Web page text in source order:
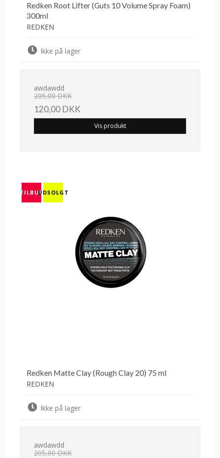
Redken Root Lifter (Guts 10 Volume Spray Foam)
300ml
REDKEN
Ikke på lager
awdawdd
205,00 DKK
120,00 DKK
Vis produkt
TILBUDUDSOLGT
Redken Matte Clay (Rough Clay 20) 75 ml
REDKEN
Ikke på lager
awdawdd
205,00 DKK